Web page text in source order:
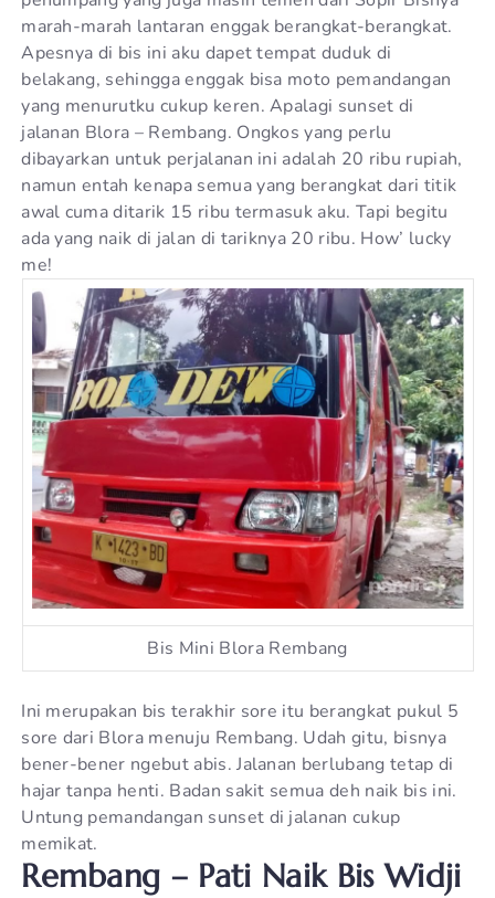
marah-marah lantaran enggak berangkat-berangkat.
Apesnya di bis ini aku dapet tempat duduk di
belakang, sehingga enggak bisa moto pemandangan
yang menurutku cukup keren. Apalagi sunset di
jalanan Blora – Rembang. Ongkos yang perlu
dibayarkan untuk perjalanan ini adalah 20 ribu rupiah,
namun entah kenapa semua yang berangkat dari titik
awal cuma ditarik 15 ribu termasuk aku. Tapi begitu
ada yang naik di jalan di tariknya 20 ribu. How’ lucky
me!
Bis Mini Blora Rembang
Ini merupakan bis terakhir sore itu berangkat pukul 5
sore dari Blora menuju Rembang. Udah gitu, bisnya
bener-bener ngebut abis. Jalanan berlubang tetap di
hajar tanpa henti. Badan sakit semua deh naik bis ini.
Untung pemandangan sunset di jalanan cukup
memikat.
Rembang – Pati Naik Bis Widji